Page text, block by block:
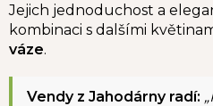
Jejich jednoduchost a
kombinaci s dalšími
váze.
Vendy z Jahodárny radí: